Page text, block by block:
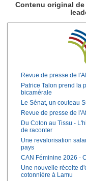
Contenu original
Revue de presse de
Patrice Talon prend la
bicamérale
Le Sénat, un couteau
Revue de presse de
Du Coton au Tissu -
de raconter
Une revalorisation
pays
CAN Féminine 2026 -
Une nouvelle récolte
cotonnière à Lamu